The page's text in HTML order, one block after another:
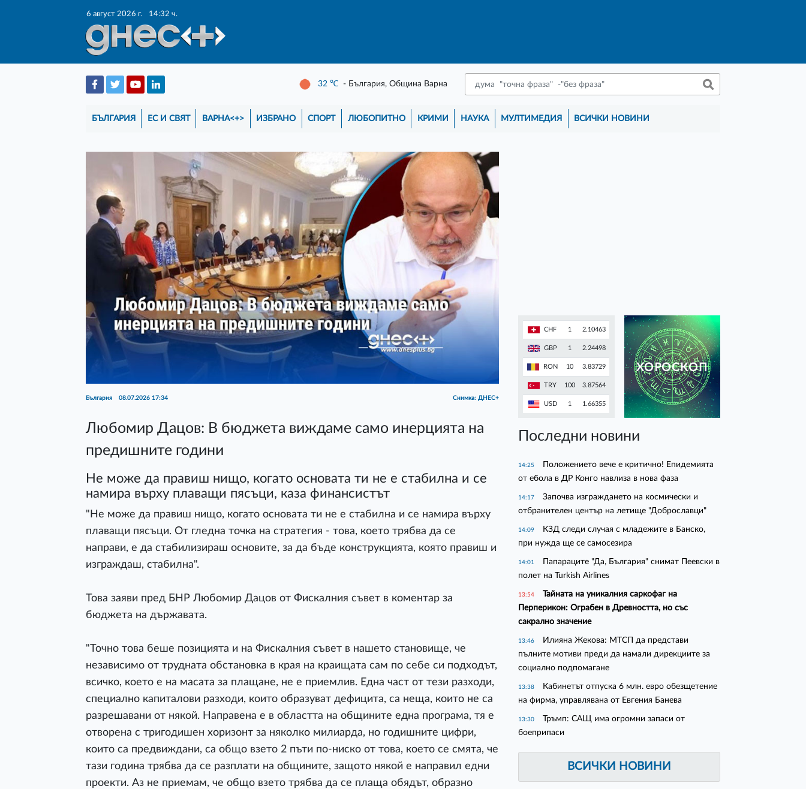
6 август 2026 г. 14:32 ч.
32 ℃ - България, Община Варна
БЪЛГАРИЯ ЕС И СВЯТ ВАРНА<+> ИЗБРАНО СПОРТ ЛЮБОПИТНО КРИМИ НАУКА МУЛТИМЕДИЯ ВСИЧКИ НОВИНИ
България 08.07.2026 17:34 Снимка: ДНЕС+
Любомир Дацов: В бюджета виждаме само инерцията на
предишните години
Не може да правиш нищо, когато основата ти не е стабилна и се
намира върху плаващи пясъци, каза финансистът
"Не може да правиш нищо, когато основата ти не е стабилна и се намира върху
плаващи пясъци. От гледна точка на стратегия - това, което трябва да се
направи, е да стабилизираш основите, за да бъде конструкцията, която правиш и
изграждаш, стабилна".
Това заяви пред БНР Любомир Дацов от Фискалния съвет в коментар за
бюджета на държавата.
"Точно това беше позицията и на Фискалния съвет в нашето становище, че
независимо от трудната обстановка в края на краищата сам по себе си подходът,
всичко, което е на масата за плащане, не е приемлив. Една част от тези разходи,
специално капиталови разходи, които образуват дефицита, са неща, които не са
разрешавани от някой. Направена е в областта на общините една програма, тя е
отворена с тригодишен хоризонт за няколко милиарда, но годишните цифри,
които са предвиждани, са общо взето 2 пъти по-ниско от това, което се смята, че
тази година трябва да се разплати на общините, защото някой е направил едни
проекти. Аз не приемам, че общо взето трябва да се плаща обядът, образно
CHF 1 2.10463
GBP 1 2.24498
RON 10 3.83729
TRY 100 3.87564
USD 1 1.66355
ХОРОСКОП
Последни новини
14:25
Положението вече е критично! Епидемията
от ебола в ДР Конго навлиза в нова фаза
14:17
Започва изграждането на космически и
отбранителен център на летище "Доброславци"
14:09
КЗД следи случая с младежите в Банско,
при нужда ще се самосезира
14:01
Папараците "Да, България" снимат Пеевски в
полет на Turkish Airlines
13:54
Тайната на уникалния саркофаг на
Перперикон: Ограбен в Древността, но със
сакрално значение
13:46
Илияна Жекова: МТСП да представи
пълните мотиви преди да намали дирекциите за
социално подпомагане
13:38
Кабинетът отпуска 6 млн. евро обезщетение
на фирма, управлявана от Евгения Банева
13:30
Тръмп: САЩ има огромни запаси от
боеприпаси
ВСИЧКИ НОВИНИ